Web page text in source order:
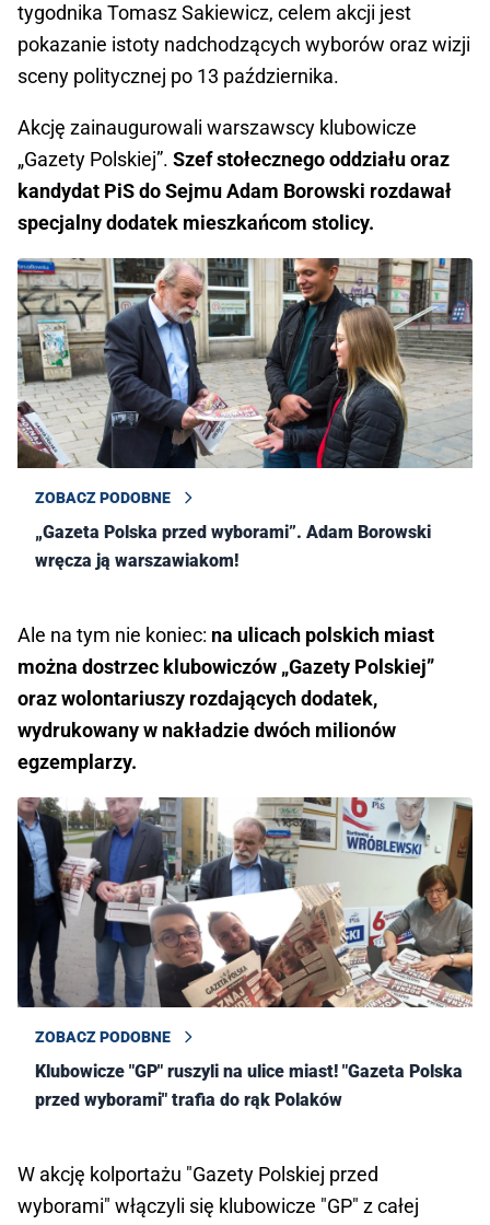
tygodnika Tomasz Sakiewicz, celem akcji jest
pokazanie istoty nadchodzących wyborów oraz wizji
sceny politycznej po 13 października.
Akcję zainaugurowali warszawscy klubowicze
„Gazety Polskiej”. Szef stołecznego oddziału oraz
kandydat PiS do Sejmu Adam Borowski rozdawał
specjalny dodatek mieszkańcom stolicy.
ZOBACZ PODOBNE
„Gazeta Polska przed wyborami”. Adam Borowski
wręcza ją warszawiakom!
Ale na tym nie koniec: na ulicach polskich miast
można dostrzec klubowiczów „Gazety Polskiej”
oraz wolontariuszy rozdających dodatek,
wydrukowany w nakładzie dwóch milionów
egzemplarzy.
ZOBACZ PODOBNE
Klubowicze "GP" ruszyli na ulice miast! "Gazeta Polska
przed wyborami" trafia do rąk Polaków
W akcję kolportażu "Gazety Polskiej przed
wyborami" włączyli się klubowicze "GP" z całej